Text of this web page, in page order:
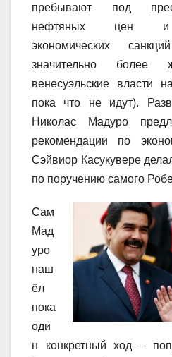
пребывают под
нефтяных цен и
экономических
значительно более
венесуэльские власти
пока что не идут).
Николас Мадуро
рекомендации по
Сэйвиор Касукувере
по поручению самого
Сам
Мад
уро
наш
ёл
пока
оди
н конкретный ход –